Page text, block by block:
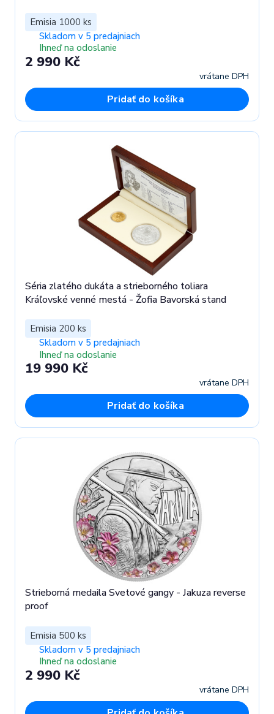
Emisia 1000 ks
Skladom v 5 predajniach
Ihneď na odoslanie
2 990 Kč
vrátane DPH
Pridať do košíka
Séria zlatého dukáta a strieborného toliara
Kráľovské venné mestá - Žofia Bavorská stand
Emisia 200 ks
Skladom v 5 predajniach
Ihneď na odoslanie
19 990 Kč
vrátane DPH
Pridať do košíka
Strieborná medaila Svetové gangy - Jakuza reverse
proof
Emisia 500 ks
Skladom v 5 predajniach
Ihneď na odoslanie
2 990 Kč
vrátane DPH